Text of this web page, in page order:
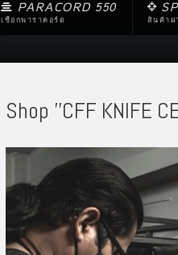
PARACORD 550
เชือกพาราคอร์ด สินค้าฝ
Shop ''CFF KNIFE